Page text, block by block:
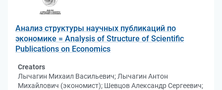
Анализ структуры научных публикаций по
экономике = Analysis of Structure of Scientific
Publications on Economics
Creators
Лычагин Михаил Васильевич; Лычагин Антон
Михайлович (экономист); Шевцов Александр Сергеевич;